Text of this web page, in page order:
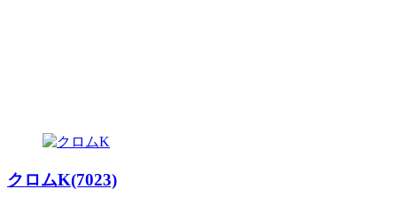
クロムK(7023)